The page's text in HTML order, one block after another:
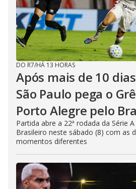
DO R7/HÁ 13 HORAS
Após mais de 10
São Paulo pega o
Porto Alegre pelo
Partida abre a 22ª rodada da Série
Brasileiro neste sábado (8) com as
momentos diferentes